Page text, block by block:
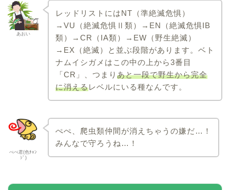
あおい
レッドリストにはNT（準絶滅危惧）
→VU（絶滅危惧Ⅱ類）→EN（絶滅危惧IB
類）→CR（IA類）→EW（野生絶滅）
→EX（絶滅）と並ぶ段階があります。ベト
ナムイシガメはこの中の上から3番目
「CR」、つまり あと一段で野生から完全
に消えるレベルにいる種なんです。
ぺぺ君(色ﾁｪﾝ
ｼﾞ)
ぺぺ、爬虫類仲間が消えちゃうの嫌だ…！
みんなで守ろうね…！